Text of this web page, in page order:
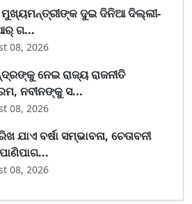
ମୁଖ୍ୟମନ୍ତ୍ରୀଙ୍କ ଦୁଇ ଦିନିଆ ଦିଲ୍ଲୀ-
ଗ...
08, 2026
ନେଇ ରାଜ୍ୟ ରାଜନୀତି
ନବୀନଙ୍କୁ ସ...
08, 2026
ଯାଏ ବର୍ଷା ସମ୍ଭାବନା, ଚେତାବନୀ
08, 2026